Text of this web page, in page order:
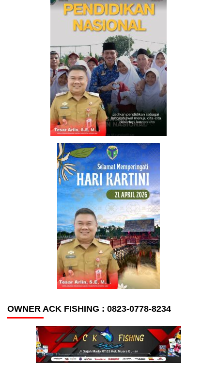
OWNER ACK FISHING : 0823-0778-8234